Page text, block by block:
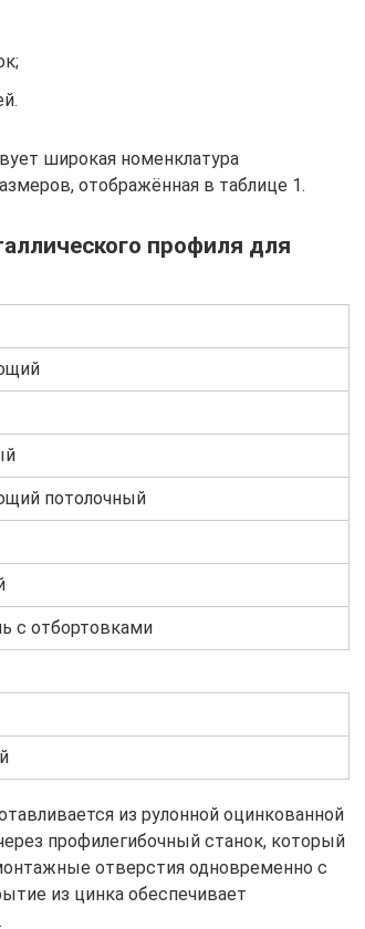
широкая номенклатура
отображённая в таблице 1.
профиля для
потолочный
с отбортовками
из рулонной оцинкованной
профилегибочный станок, который
отверстия одновременно с
из цинка обеспечивает